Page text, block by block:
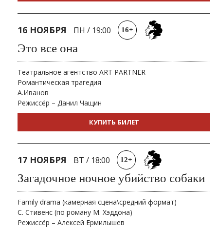
16 НОЯБРЯ ПН / 19:00 16+
Это все она
Театральное агентство ART PARTNER
Романтическая трагедия
А.Иванов
Режиссёр – Данил Чащин
КУПИТЬ БИЛЕТ
17 НОЯБРЯ ВТ / 18:00 12+
Загадочное ночное убийство собаки
Family drama (камерная сцена\средний формат)
С. Стивенс (по роману М. Хэддона)
Режиссёр – Алексей Ермилышев